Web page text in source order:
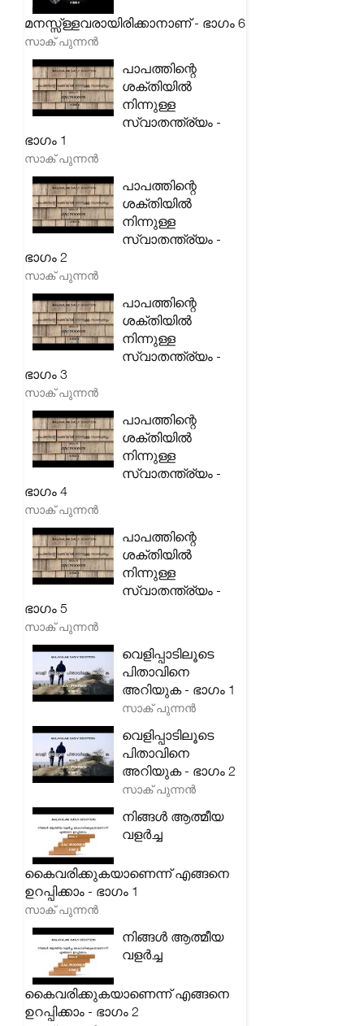
മനസ്സ്ള്ളവരായിരിക്കാനാണ് - ഭാഗം 6
സാക് പുന്നൻ
പാപത്തിന്റെ
ശക്തിയിൽ
നിന്നുള്ള
സ്വാതന്ത്ര്യം -
ഭാഗം 1
സാക് പുന്നൻ
പാപത്തിന്റെ
ശക്തിയിൽ
നിന്നുള്ള
സ്വാതന്ത്ര്യം -
ഭാഗം 2
സാക് പുന്നൻ
പാപത്തിന്റെ
ശക്തിയിൽ
നിന്നുള്ള
സ്വാതന്ത്ര്യം -
ഭാഗം 3
സാക് പുന്നൻ
പാപത്തിന്റെ
ശക്തിയിൽ
നിന്നുള്ള
സ്വാതന്ത്ര്യം -
ഭാഗം 4
സാക് പുന്നൻ
പാപത്തിന്റെ
ശക്തിയിൽ
നിന്നുള്ള
സ്വാതന്ത്ര്യം -
ഭാഗം 5
സാക് പുന്നൻ
വെളിപ്പാടിലൂടെ
പിതാവിനെ
അറിയുക - ഭാഗം 1
സാക് പുന്നൻ
വെളിപ്പാടിലൂടെ
പിതാവിനെ
അറിയുക - ഭാഗം 2
സാക് പുന്നൻ
നിങ്ങൾ ആത്മീയ
വളർച്ച
കൈവരിക്കുകയാണെന്ന് എങ്ങനെ
ഉറപ്പിക്കാം - ഭാഗം 1
സാക് പുന്നൻ
നിങ്ങൾ ആത്മീയ
വളർച്ച
കൈവരിക്കുകയാണെന്ന് എങ്ങനെ
ഉറപ്പിക്കാം - ഭാഗം 2